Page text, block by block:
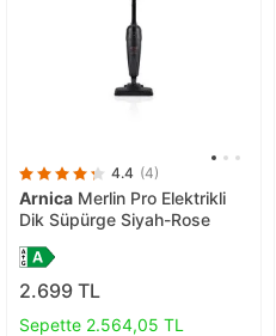
4.4 (4)
Arnica Merlin Pro Elektrikli
Dik Süpürge Siyah-Rose
2.699 TL
Sepette 2.564,05 TL